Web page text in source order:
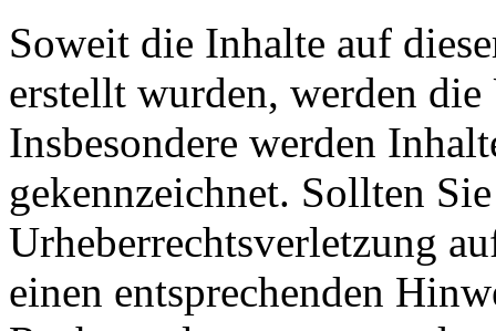
Soweit die Inhalte auf
erstellt wurden, werden
Insbesondere werden
gekennzeichnet. Sollten
Urheberrechtsverletzung
einen entsprechenden